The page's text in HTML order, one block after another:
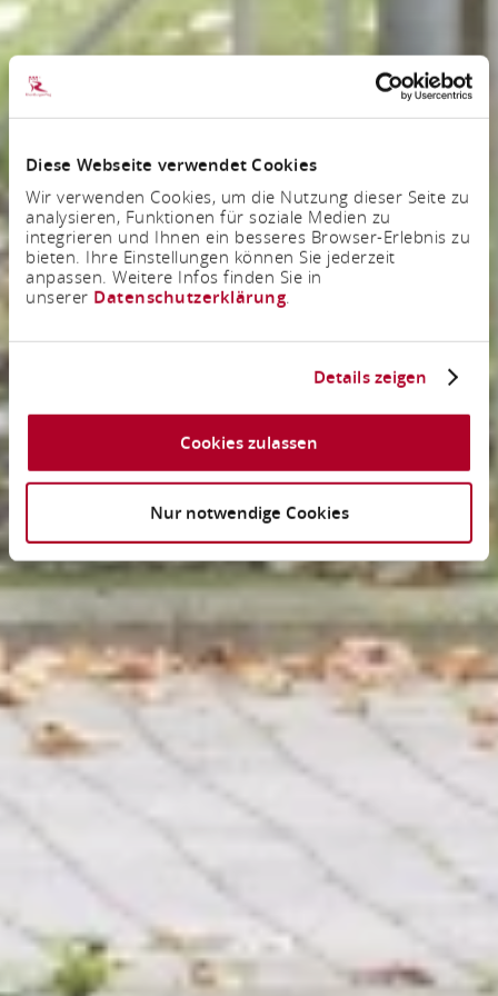
Diese Webseite verwendet Cookies
Wir verwenden Cookies, um die Nutzung dieser Seite zu
analysieren, Funktionen für soziale Medien zu
integrieren und Ihnen ein besseres Browser-Erlebnis zu
bieten. Ihre Einstellungen können Sie jederzeit
anpassen. Weitere Infos finden Sie in
unserer Datenschutzerklärung.
Details zeigen
Cookies zulassen
Nur notwendige Cookies